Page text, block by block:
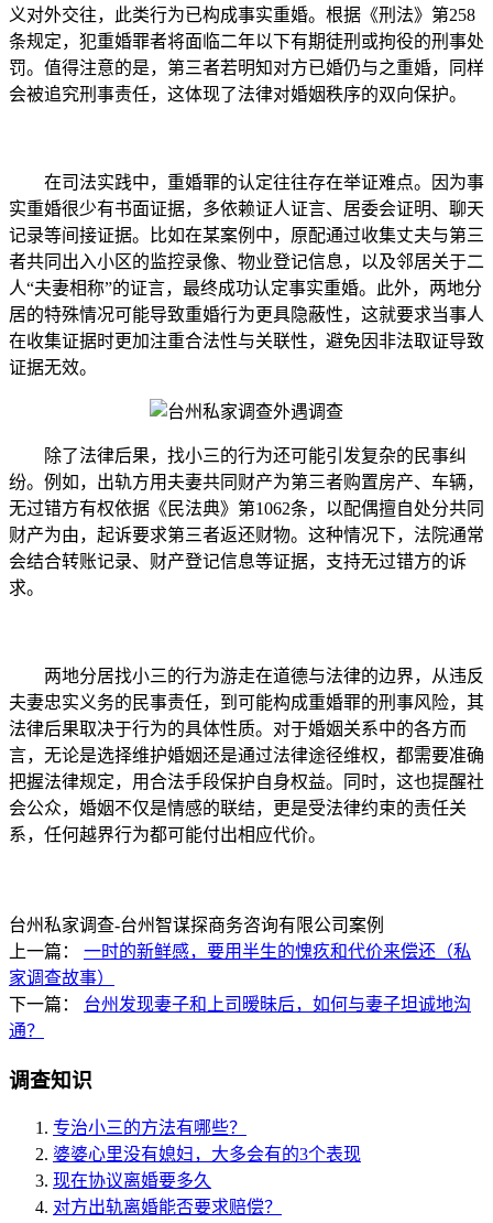
义对外交往，此类行为已构成事实重婚。根据《刑法》第258
条规定，犯重婚罪者将面临二年以下有期徒刑或拘役的刑事处
罚。值得注意的是，第三者若明知对方已婚仍与之重婚，同样
会被追究刑事责任，这体现了法律对婚姻秩序的双向保护。
在司法实践中，重婚罪的认定往往存在举证难点。因为事
实重婚很少有书面证据，多依赖证人证言、居委会证明、聊天
记录等间接证据。比如在某案例中，原配通过收集丈夫与第三
者共同出入小区的监控录像、物业登记信息，以及邻居关于二
人“夫妻相称”的证言，最终成功认定事实重婚。此外，两地分
居的特殊情况可能导致重婚行为更具隐蔽性，这就要求当事人
在收集证据时更加注重合法性与关联性，避免因非法取证导致
证据无效。
除了法律后果，找小三的行为还可能引发复杂的民事纠
纷。例如，出轨方用夫妻共同财产为第三者购置房产、车辆，
无过错方有权依据《民法典》第1062条，以配偶擅自处分共同
财产为由，起诉要求第三者返还财物。这种情况下，法院通常
会结合转账记录、财产登记信息等证据，支持无过错方的诉
求。
两地分居找小三的行为游走在道德与法律的边界，从违反
夫妻忠实义务的民事责任，到可能构成重婚罪的刑事风险，其
法律后果取决于行为的具体性质。对于婚姻关系中的各方而
言，无论是选择维护婚姻还是通过法律途径维权，都需要准确
把握法律规定，用合法手段保护自身权益。同时，这也提醒社
会公众，婚姻不仅是情感的联结，更是受法律约束的责任关
系，任何越界行为都可能付出相应代价。
台州私家调查-台州智谋探商务咨询有限公司案例
上一篇： 一时的新鲜感，要用半生的愧疚和代价来偿还（私
家调查故事）
下一篇： 台州发现妻子和上司暧昧后，如何与妻子坦诚地沟
通？
调查知识
专治小三的方法有哪些？
婆婆心里没有媳妇，大多会有的3个表现
现在协议离婚要多久
对方出轨离婚能否要求赔偿？